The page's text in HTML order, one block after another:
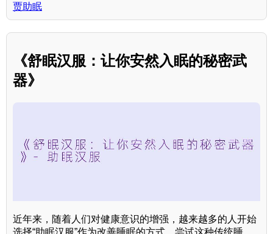
贾助眠
《舒眠汉服：让你安然入眠的秘密武
器》
近年来，随着人们对健康意识的增强，越来越多的人开始
选择“助眠汉服”作为改善睡眠的方式。尝试这种传统睡